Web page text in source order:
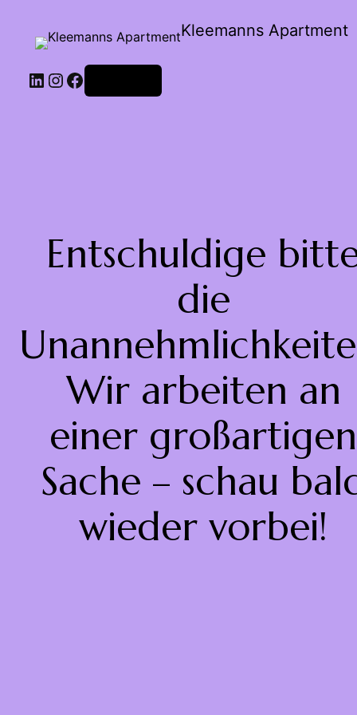
Kleemanns Apartment
Entschuldige
die
Wir arbeiten an
einer großartigen
Sache – schau
wieder vorbei!